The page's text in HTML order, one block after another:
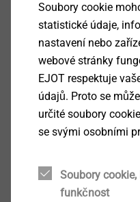
Soubory cookie
statistické údaje,
nastavení nebo
webové stránky
EJOT respektuje
údajů. Proto se
určité soubory
se svými osobními
Soubory
funkčnost